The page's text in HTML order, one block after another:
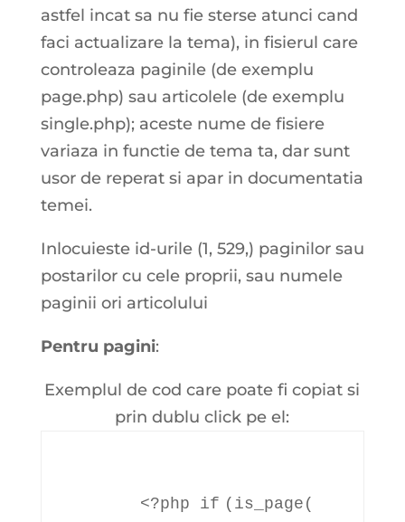
astfel incat sa nu fie sterse atunci cand
faci actualizare la tema), in fisierul care
controleaza paginile (de exemplu
page.php) sau articolele (de exemplu
single.php); aceste nume de fisiere
variaza in functie de tema ta, dar sunt
usor de reperat si apar in documentatia
temei.
Inlocuieste id-urile (1, 529,) paginilor sau
postarilor cu cele proprii, sau numele
paginii ori articolului
Pentru pagini:
Exemplul de cod care poate fi copiat si
prin dublu click pe el:
<?php if (is_page(